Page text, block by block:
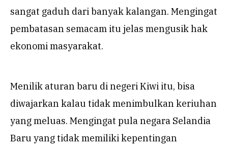
sangat gaduh dari banyak kalangan. Mengingat
pembatasan semacam itu jelas mengusik hak
ekonomi masyarakat.
Menilik aturan baru di negeri Kiwi itu, bisa
diwajarkan kalau tidak menimbulkan keriuhan
yang meluas. Mengingat pula negara Selandia
Baru yang tidak memiliki kepentingan